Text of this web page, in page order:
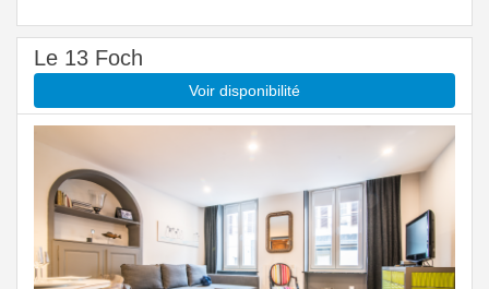
Le 13 Foch
Voir disponibilité